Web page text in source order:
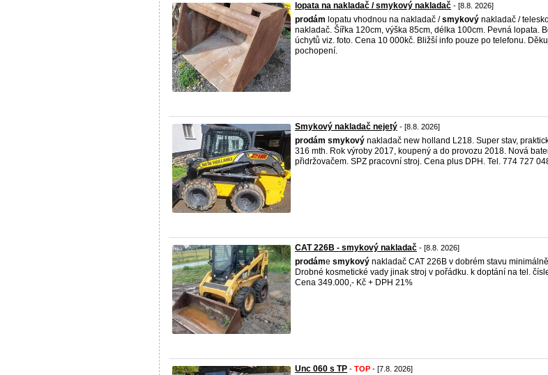
lopata na nakladač / smykový nakladač - [8.8. 2026]
prodám lopatu vhodnou na nakladač /smykový nakladač /
nakladač. Šířka 120cm, výška 85cm, délka 100cm. Pevná lopata.
úchytů viz. foto. Cena 10 000kč. Bližší info pouze po telefonu.
pochopení.
Smykový nakladač nejetý - [8.8. 2026]
prodám smykový nakladač new holland L218. Super stav,
316 mth. Rok výroby 2017, koupený a do provozu 2018. Nová
přidržovačem. SPZ pracovní stroj. Cena plus DPH. Tel. 774 727
CAT 226B - smykový nakladač - [8.8. 2026]
prodáme smykový nakladač CAT 226B v dobrém stavu
Drobné kosmetické vady jinak stroj v pořádku. k doptání na tel.
Cena 349.000,- Kč + DPH 21%
Unc 060 s TP - TOP - [7.8. 2026]